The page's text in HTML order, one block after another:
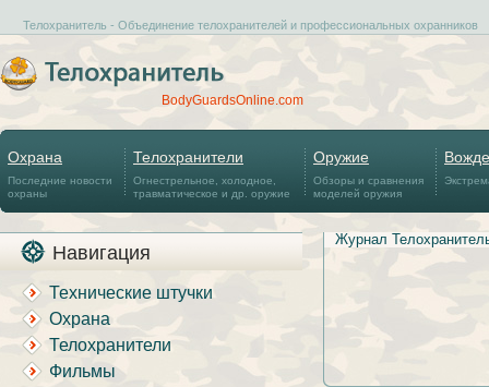
Телохранитель - Объединение телохранителей и профессиональных охранников
BodyGuardsOnline.com
Охрана
Последние новости
охраны
Телохранители
Огнестрельное, холодное,
травматическое и др. оружие
Оружие
Обзоры и сравнения
моделей оружия
Навигация
Технические штучки
Охрана
Телохранители
Фильмы
Журнал